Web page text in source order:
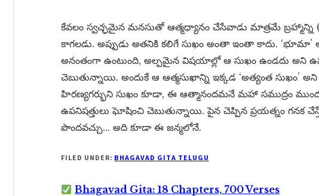
కేవలం స్వచ్ఛమైన మనసుతో ఆత్మధ్యానం చేసేవాడు మాత్రమే బ్రహ్మాన్ని
కాగలడు. అప్పుడు అతనికి కలిగే సుఖం అంతా ఇంతా కాదు.
అనంతంగా ఉంటుంది, అల్పమైన విషయాల్లో ఆ సుఖం ఉండదు అని
చెబుతున్నాయి. అందుకే ఆ ఆత్మసుఖాన్ని ఇక్కడ ‘అత్యంత సుఖం’
హిరణ్యగర్భుని సుఖం కూడా, ఈ ఆత్మానందమనే మహా సముద్రం
ఉపనిషత్తులు ఘోషించి చెబుతున్నాయి. పైన చెప్పిన ప్రయత్నం గనక
పొందవచ్చు… అది కూడా ఈ జన్మలోనే.
FILED UNDER: BHAGAVAD GITA TELUGU
Bhagavad Gita: 18 Chapters, 700 Verses